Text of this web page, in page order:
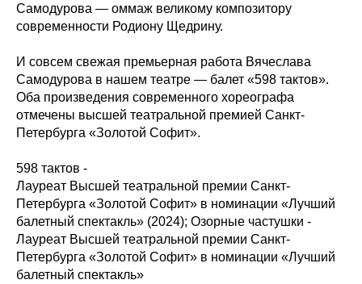
Самодурова — оммаж великому композитору
современности Родиону Щедрину.
И совсем свежая премьерная работа Вячеслава
Самодурова в нашем театре — балет «598 тактов».
Оба произведения современного хореографа
отмечены высшей театральной премией Санкт-
Петербурга «Золотой Софит».
598 тактов -
Лауреат Высшей театральной премии Санкт-
Петербурга «Золотой Софит» в номинации «Лучший
балетный спектакль» (2024); Озорные частушки -
Лауреат Высшей театральной премии Санкт-
Петербурга «Золотой Софит» в номинации «Лучший
балетный спектакль»